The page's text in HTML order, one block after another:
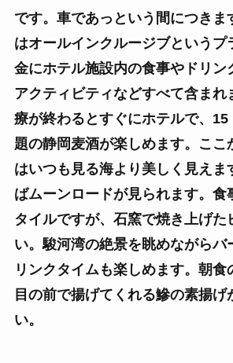
です。車であっという間につきま
はオールインクルージブというプ
金にホテル施設内の食事やドリン
アクティビティなどすべて含まれ
療が終わるとすぐにホテルで、
題の静岡麦酒が楽しめます。ここ
はいつも見る海より美しく見えま
ばムーンロードが見られます。食
タイルですが、石窯で焼き上げた
い。駿河湾の絶景を眺めながらバ
リンクタイムも楽しめます。朝食
目の前で揚げてくれる鰺の素揚げ
い。